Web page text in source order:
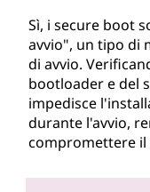
Sì, i secure boot
avvio", un tipo di
di avvio.
bootloader e del
impedisce
durante l'avvio,
compromettere il